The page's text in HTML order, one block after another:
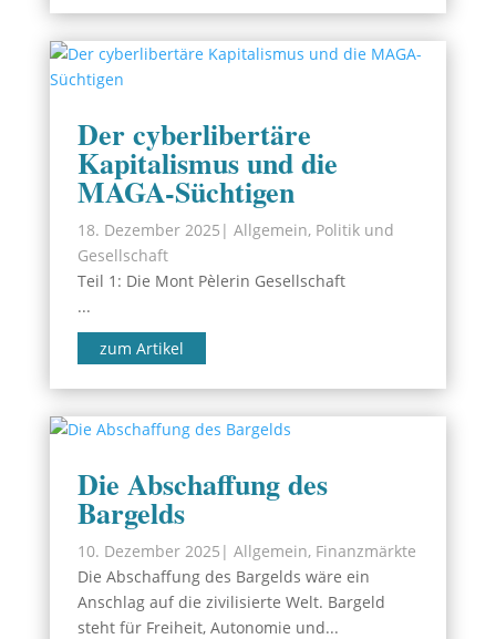
Der cyberlibertäre
Kapitalismus und die
MAGA-Süchtigen
18. Dezember 2025 | Allgemein, Politik und
Gesellschaft
Teil 1: Die Mont Pèlerin Gesellschaft
...
zum Artikel
Die Abschaffung des
Bargelds
10. Dezember 2025 | Allgemein, Finanzmärkte
Die Abschaffung des Bargelds wäre ein
Anschlag auf die zivilisierte Welt. Bargeld
steht für Freiheit, Autonomie und...